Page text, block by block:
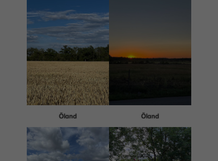
Öland Öland